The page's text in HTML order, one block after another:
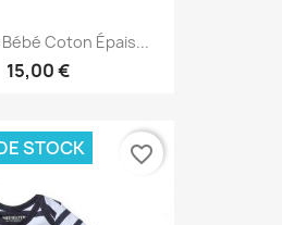
Coton Épais...
15,00 €
STOCK favorite_border